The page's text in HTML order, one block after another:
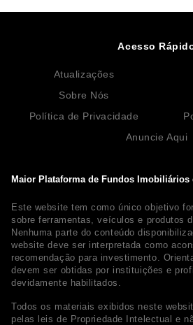
Maior Plataforma de Fundos Imobiliários
Este website tem como único objetivo
sobre ferramentas, veículos e produtos
Nenhuma parte do conteúdo
website deve ser interpretada como
recomendação para investimento.
devem ser obtidas por instituições e
devidamente habilitados.
Todos os materiais exibidos neste
pelas leis de Propriedade Intelectual e
Acesso
Atualizações
Sobre Nós
Política de Privacidade
Anuncie Aqui